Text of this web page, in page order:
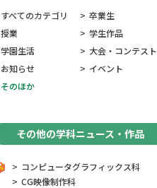
すべてのカテゴリ > 卒業生
授業 > 学生作品
学園生活 > 大会・コンテスト
お知らせ > イベント
そのほか
その他の学科ニュース・作品
> コンピュータグラフィックス科
> CG映像制作科